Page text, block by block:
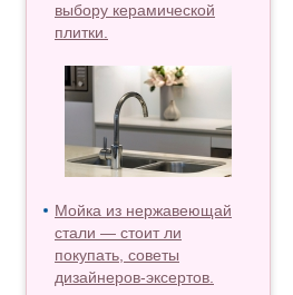
выбору керамической
плитки.
Мойка из нержавеющай
стали — стоит ли
покупать, советы
дизайнеров-эксертов.